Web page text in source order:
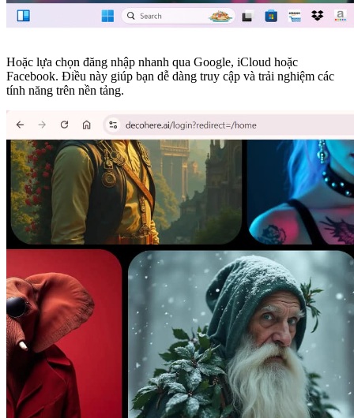
Hoặc lựa chọn đăng nhập nhanh qua Google, iCloud hoặc
Facebook. Điều này giúp bạn dễ dàng truy cập và trải nghiệm các
tính năng trên nền tảng.